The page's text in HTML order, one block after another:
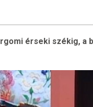
érseki székig, a